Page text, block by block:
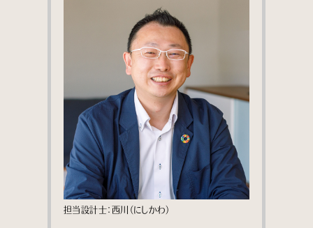
担当設計士：西川（にしかわ）